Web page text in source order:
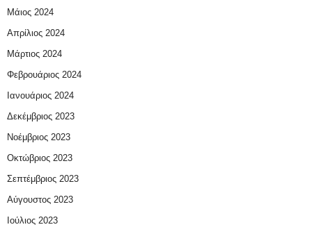
Μάιος 2024
Απρίλιος 2024
Μάρτιος 2024
Φεβρουάριος 2024
Ιανουάριος 2024
Δεκέμβριος 2023
Νοέμβριος 2023
Οκτώβριος 2023
Σεπτέμβριος 2023
Αύγουστος 2023
Ιούλιος 2023